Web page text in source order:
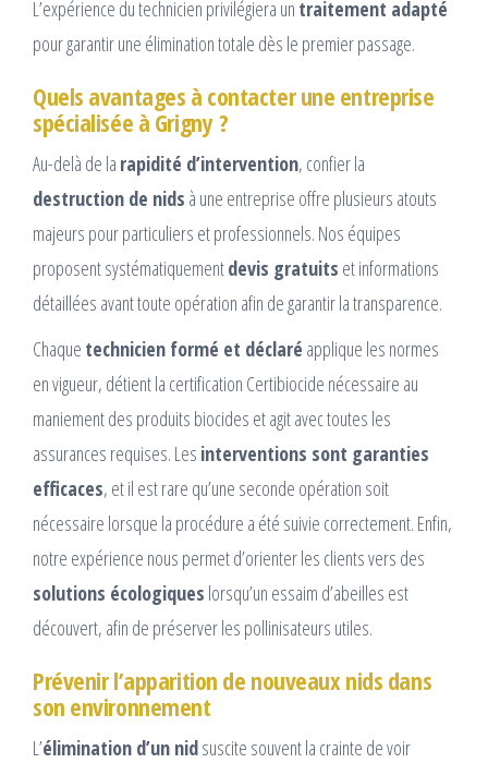
L’expérience du technicien privilégiera un traitement adapté
pour garantir une élimination totale dès le premier passage.
Quels avantages à contacter une entreprise
spécialisée à Grigny ?
Au-delà de la rapidité d’intervention, confier la
destruction de nids à une entreprise offre plusieurs atouts
majeurs pour particuliers et professionnels. Nos équipes
proposent systématiquementdevis gratuits et informations
détaillées avant toute opération afin de garantir la transparence.
Chaque technicien formé et déclaré applique les normes
en vigueur, détient la certification Certibiocide nécessaire au
maniement des produits biocides et agit avec toutes les
assurances requises. Les interventions sont garanties
efficaces, et il est rare qu’une seconde opération soit
nécessaire lorsque la procédure a été suivie correctement. Enfin,
notre expérience nous permet d’orienter les clients vers des
solutions écologiques lorsqu’un essaim d’abeilles est
découvert, afin de préserver les pollinisateurs utiles.
Prévenir l’apparition de nouveaux nids dans
son environnement
L’élimination d’un nidsuscite souvent la crainte de voir